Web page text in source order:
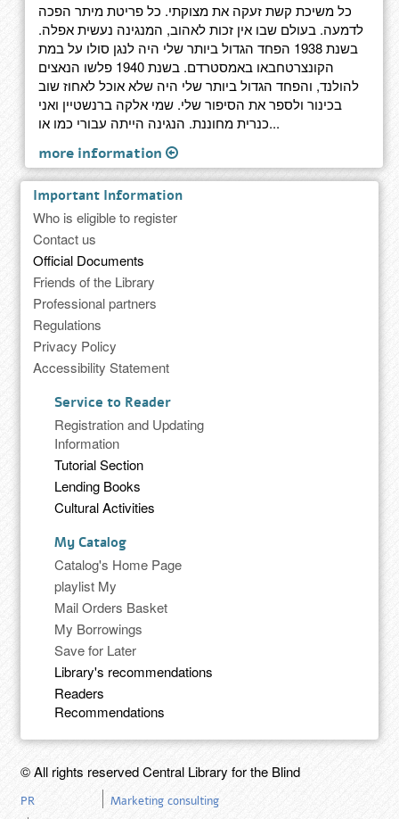
כל משיכת קשת זעקה את מצוקתי. כל פריטת מיתר הפכה
לדמעה. בעולם שבו אין זכות לאהוב, המנגינה נעשית אפלה.
בשנת 1938 הפחד הגדול ביותר שלי היה לנגן סולו על במת
הקונצרטחבאו באמסטרדם. בשנת 1940 פלשו הנאצים
להולנד, והפחד הגדול ביותר שלי היה שלא אוכל לאחוז שוב
בכינור ולספר את הסיפור שלי. שמי אלקה ברנשטיין ואני
כנרית מחוננת. הנגינה הייתה עבורי כמו או...
more information
Important Information
Who is eligible to register
Contact us
Official Documents
Friends of the Library
Professional partners
Regulations
Privacy Policy
Accessibility Statement
Service to Reader
Registration and Updating
Information
Tutorial Section
Lending Books
Cultural Activities
My Catalog
Catalog's Home Page
playlist My
Mail Orders Basket
My Borrowings
Save for Later
Library's recommendations
Readers
Recommendations
© All rights reserved Central Library for the Blind
PR Marketing consulting